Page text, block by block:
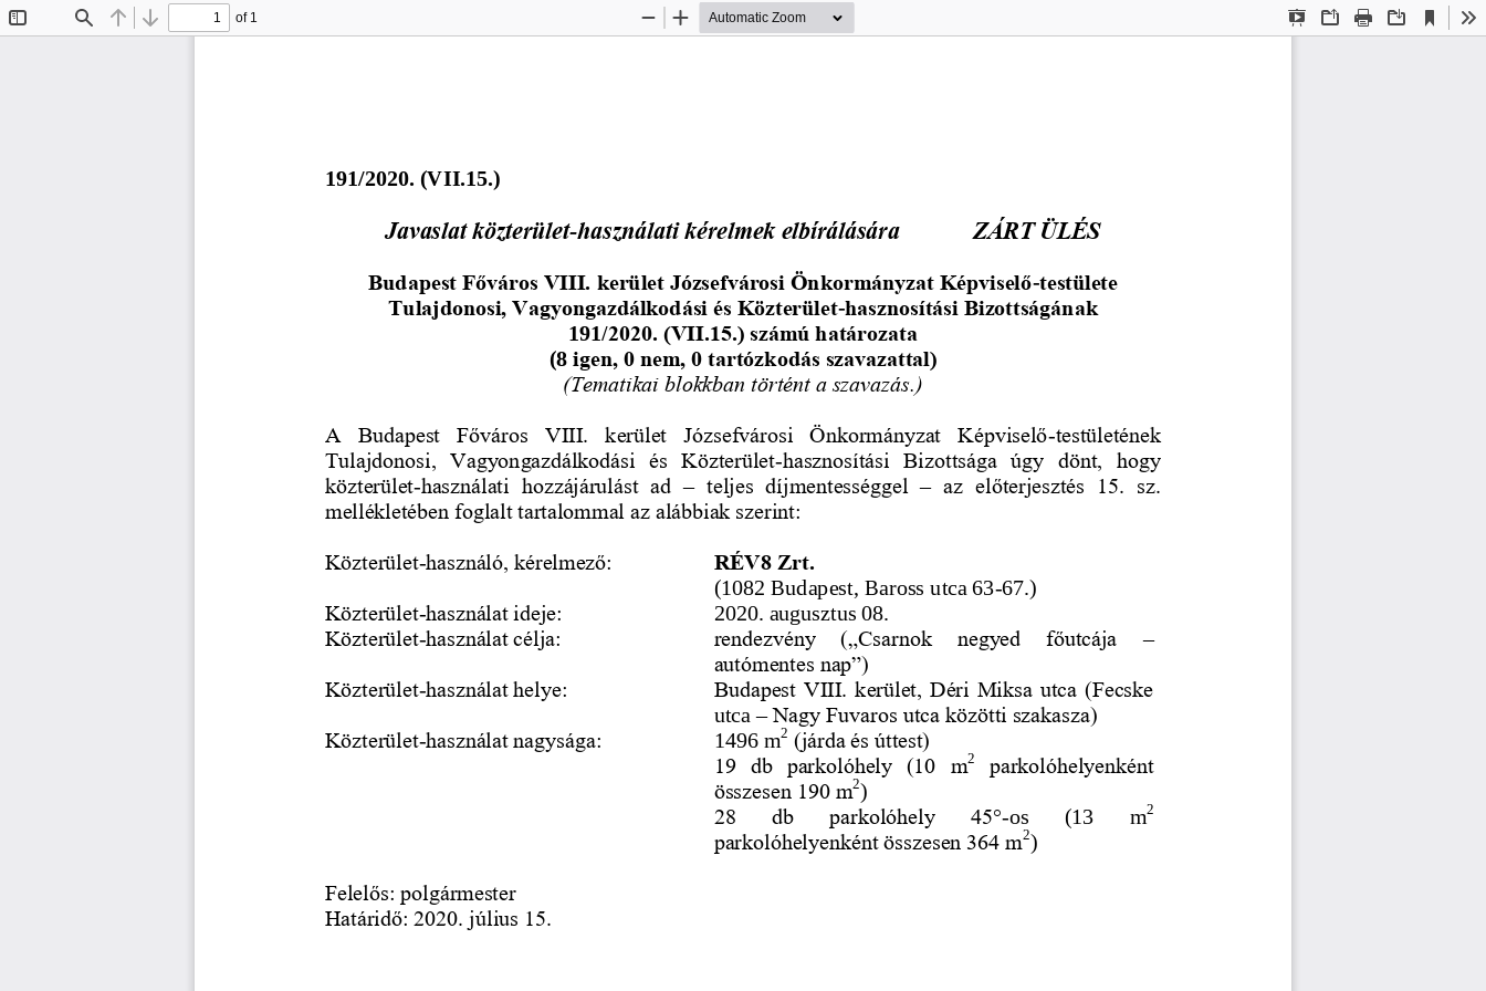
Find Previous
Next
of 1
Presentation
OpenPrint Download
Current
View
Zoom
Zoom
191/2020. (VII.15.)
Javaslat közterület-használati kérelmek elbírálására ZÁRT ÜLÉS
Budapest Főváros VIII. kerület Józsefvárosi Önkormányzat Képviselő-testülete
Tulajdonosi, Vagyongazdálkodási és Közterület-hasznosítási Bizottságának
191/2020. (VII.15.) számú határozata
(8 igen, 0 nem, 0 tartózkodás szavazattal)
(Tematikai blokkban történt a szavazás.)
A  Budapest  Főváros  VIII.  kerület  Józsefvárosi  Önkormányzat  Képviselő-testületének
Tulajdonosi,  Vagyongazdálkodási  és  Közterület-hasznosítási  Bizottsága  úgy  dönt,  hogy
közterület-használati  hozzájárulást  ad – teljes  díjmentességgel – az  előterjesztés  15.  sz.
mellékletében foglalt tartalommal az alábbiak szerint:
Közterület-használó, kérelmező:
Közterület-használat ideje:
Közterület-használat célja:
Közterület-használat helye:
Közterület-használat nagysága:
RÉV8 Zrt.
(1082 Budapest, Baross utca 63-67.)
2020. augusztus 08.
rendezvény  („Csarnok  negyed  főutcája
–
autómentes nap”)
Budapest VIII. kerület, Déri Miksa utca (Fecske
utca –Nagy Fuvaros utca közötti szakasza)
1496 m2 (járda és úttest)
19  db  parkolóhely  (10  m2
parkolóhelyenként
összesen 190 m2)
28   db   parkolóhely   45°-os (13 m2
parkolóhelyenként összesen 364 m2)
Felelős: polgármester
Határidő: 2020. július 15.